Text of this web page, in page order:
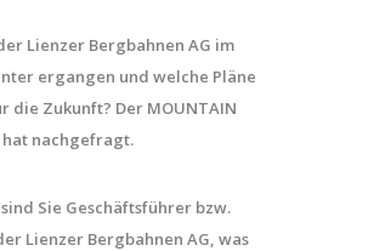
Lienzer Bergbahnen AG im
ergangen und welche Pläne
die Zukunft? Der MOUNTAIN
hat nachgefragt.
Sie Geschäftsführer bzw.
Lienzer Bergbahnen AG, was